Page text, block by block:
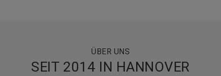
ÜBER UNS
SEIT 2014 IN HANNOVER